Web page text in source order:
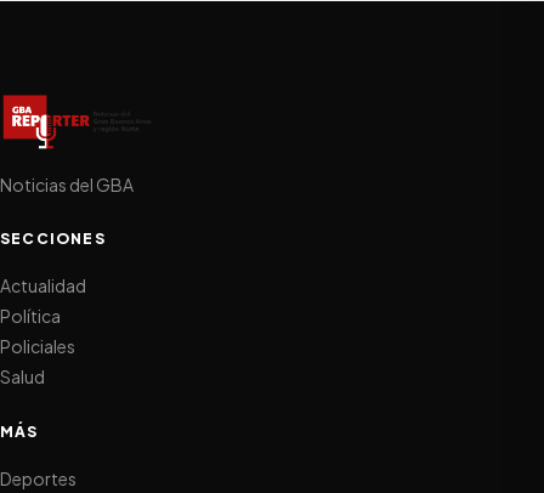
Noticias del GBA
SECCIONES
Actualidad
Política
Policiales
Salud
MÁS
Deportes